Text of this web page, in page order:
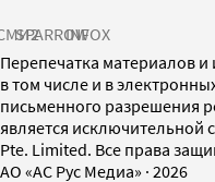
SPARROWINFOX
Перепечатка материалов
в том числе и в
письменного разрешения
является исключительной
Pte. Limited. Все права
AO «АС Рус Медиа» · 2026